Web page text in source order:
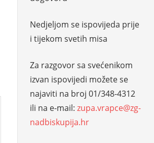
Nedjeljom se ispovijeda prije
i tijekom svetih misa
Za razgovor sa svećenikom
izvan ispovijedi možete se
najaviti na broj 01/348-4312
ili na e-mail:zupa.vrapce@zg-
nadbiskupija.hr